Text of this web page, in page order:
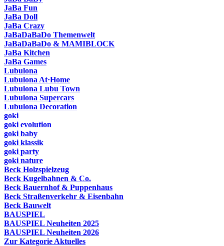
JaBa Fun
JaBa Doll
JaBa Crazy
JaBaDaBaDo Themenwelt
JaBaDaBaDo & MAMIBLOCK
JaBa Kitchen
JaBa Games
Lubulona
Lubulona At·Home
Lubulona Lubu Town
Lubulona Supercars
Lubulona Decoration
goki
goki evolution
goki baby
goki klassik
goki party
goki nature
Beck Holzspielzeug
Beck Kugelbahnen & Co.
Beck Bauernhof & Puppenhaus
Beck Straßenverkehr & Eisenbahn
Beck Bauwelt
BAUSPIEL
BAUSPIEL Neuheiten 2025
BAUSPIEL Neuheiten 2026
Zur Kategorie Aktuelles